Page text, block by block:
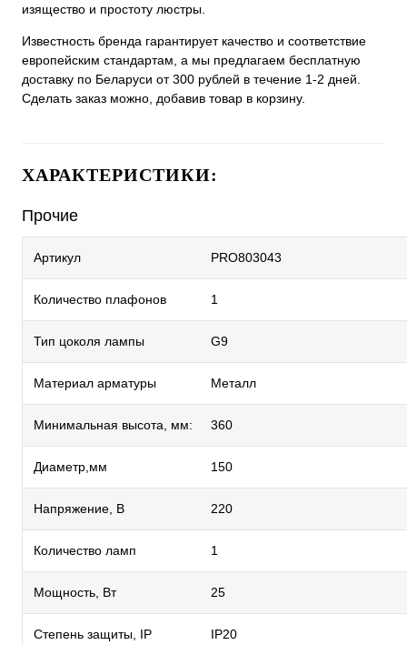
изящество и простоту люстры.
Известность бренда гарантирует качество и соответствие
европейским стандартам, а мы предлагаем бесплатную
доставку по Беларуси от 300 рублей в течение 1-2 дней.
Сделать заказ можно, добавив товар в корзину.
ХАРАКТЕРИСТИКИ:
Прочие
Артикул PRO803043
Количество плафонов 1
Тип цоколя лампы G9
Материал арматуры Металл
Минимальная высота, мм: 360
Диаметр,мм 150
Напряжение, В 220
Количество ламп 1
Мощность, Вт 25
Степень защиты, IP IP20